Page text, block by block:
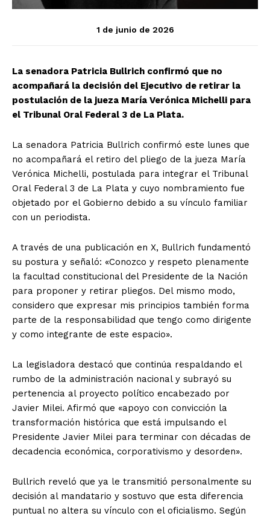
1 de junio de 2026
La senadora Patricia Bullrich confirmó que no
acompañará la decisión del Ejecutivo de retirar la
postulación de la jueza María Verónica Michelli para
el Tribunal Oral Federal 3 de La Plata.
La senadora Patricia Bullrich confirmó este lunes que
no acompañará el retiro del pliego de la jueza María
Verónica Michelli, postulada para integrar el Tribunal
Oral Federal 3 de La Plata y cuyo nombramiento fue
objetado por el Gobierno debido a su vínculo familiar
con un periodista.
A través de una publicación en X, Bullrich fundamentó
su postura y señaló: «Conozco y respeto plenamente
la facultad constitucional del Presidente de la Nación
para proponer y retirar pliegos. Del mismo modo,
considero que expresar mis principios también forma
parte de la responsabilidad que tengo como dirigente
y como integrante de este espacio».
La legisladora destacó que continúa respaldando el
rumbo de la administración nacional y subrayó su
pertenencia al proyecto político encabezado por
Javier Milei. Afirmó que «apoyo con convicción la
transformación histórica que está impulsando el
Presidente Javier Milei para terminar con décadas de
decadencia económica, corporativismo y desorden».
Bullrich reveló que ya le transmitió personalmente su
decisión al mandatario y sostuvo que esta diferencia
puntual no altera su vínculo con el oficialismo. Según